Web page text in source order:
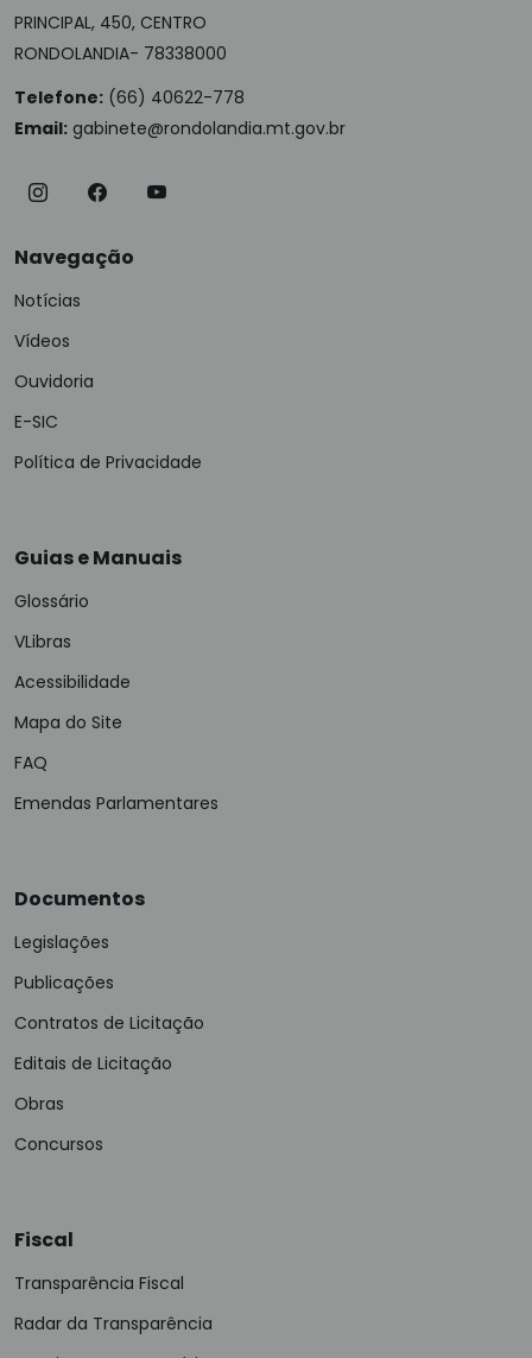
PRINCIPAL, 450, CENTRO
RONDOLANDIA- 78338000
Telefone: (66) 40622-778
Email: gabinete@rondolandia.mt.gov.br
Navegação
Notícias
Vídeos
Ouvidoria
E-SIC
Política de Privacidade
Guias e Manuais
Glossário
VLibras
Acessibilidade
Mapa do Site
FAQ
Emendas Parlamentares
Documentos
Legislações
Publicações
Contratos de Licitação
Editais de Licitação
Obras
Concursos
Fiscal
Transparência Fiscal
Radar da Transparência